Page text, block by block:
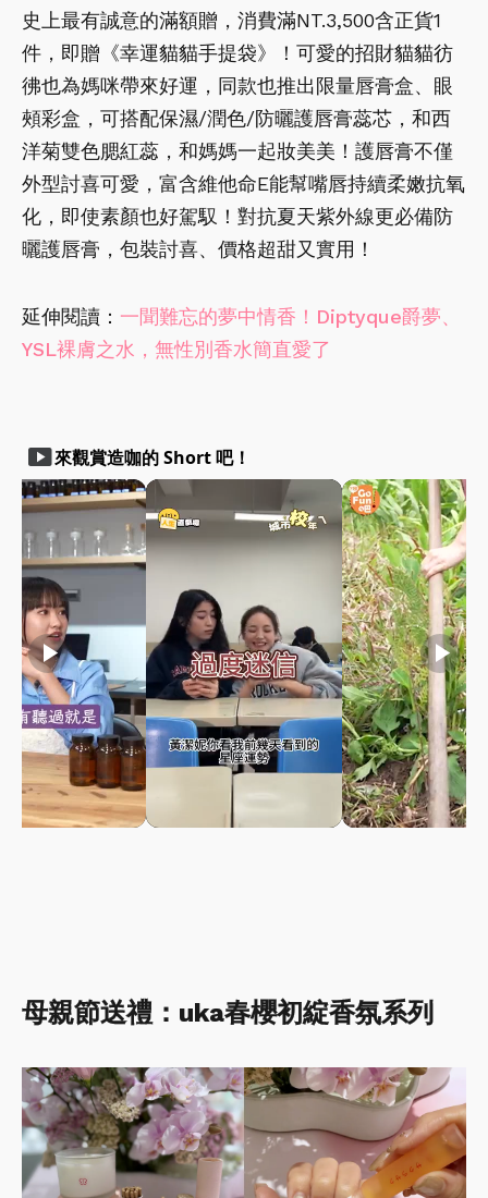
史上最有誠意的滿額贈，消費滿NT.3,500含正貨1
件，即贈《幸運貓貓手提袋》！可愛的招財貓貓彷
彿也為媽咪帶來好運，同款也推出限量唇膏盒、眼
頰彩盒，可搭配保濕/潤色/防曬護唇膏蕊芯，和西
洋菊雙色腮紅蕊，和媽媽一起妝美美！護唇膏不僅
外型討喜可愛，富含維他命E能幫嘴唇持續柔嫩抗氧
化，即使素顏也好駕馭！對抗夏天紫外線更必備防
曬護唇膏，包裝討喜、價格超甜又實用！
延伸閱讀： 一聞難忘的夢中情香！Diptyque爵夢、
YSL裸膚之水，無性別香水簡直愛了
smart_display來觀賞造咖的 Short 吧！
play_arrow play_arrow play_arrow
母親節送禮：uka春櫻初綻香氛系列